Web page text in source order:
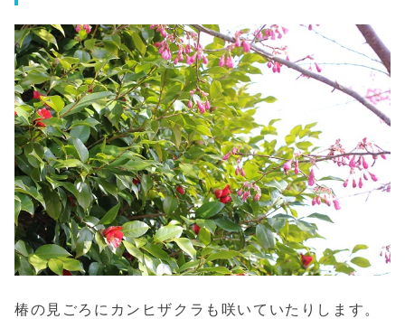
椿の見ごろにカンヒザクラも咲いていたりします。